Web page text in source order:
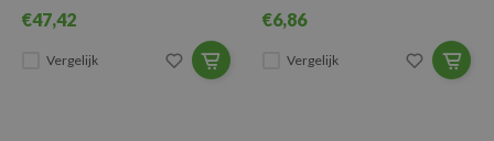
€47,42
Vergelijk
€6,86
Vergelijk